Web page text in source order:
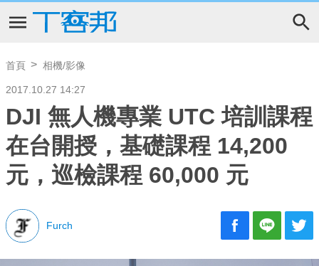
首頁 相機/影像
2017.10.27 14:27
DJI 無人機專業 UTC 培訓課程
在台開授，基礎課程 14,200
元，巡檢課程 60,000 元
Furch